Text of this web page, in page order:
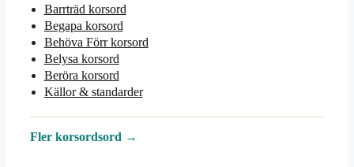
Barrträd korsord
Begapa korsord
Behöva Förr korsord
Belysa korsord
Beröra korsord
Källor & standarder
Fler korsordsord →